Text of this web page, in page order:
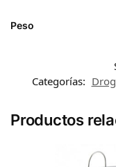
Peso
Categorías:
Productos